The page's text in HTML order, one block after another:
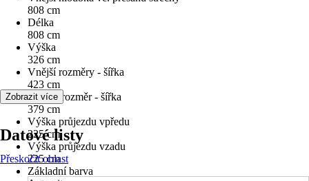
808 cm
Délka
808 cm
Výška
326 cm
Vnější rozměry - šířka
423 cm
Vnitřní rozměr - šířka
379 cm
Výška průjezdu vpředu
225 cm
Výška průjezdu vzadu
225 cm
Základní barva
Zobrazit více
Datové listy
Přeskočit oblast